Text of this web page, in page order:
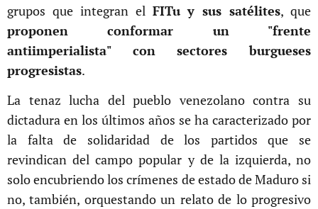
grupos que integran el FITu y sus satélites, que
proponen conformar un "frente
antiimperialista" con sectores burgueses
progresistas.
La tenaz lucha del pueblo venezolano contra su
dictadura en los últimos años se ha caracterizado por
la falta de solidaridad de los partidos que se
revindican del campo popular y de la izquierda, no
solo encubriendo los crímenes de estado de Maduro si
no, también, orquestando un relato de lo progresivo